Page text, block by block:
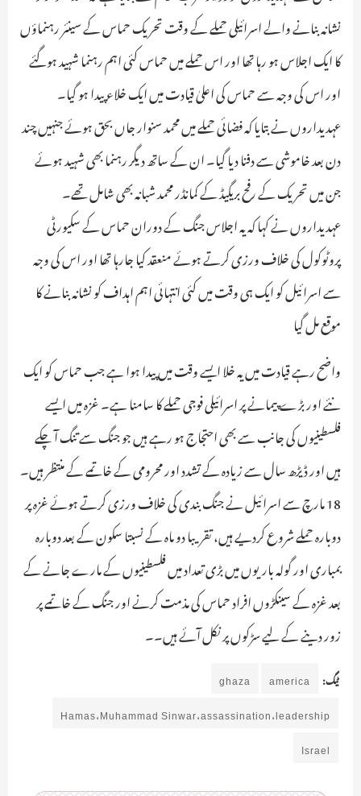
نشانہ بنانے والے اسرائیلی حملے کے وقت تحریک حماس کے سینئر رہنماؤں
کا ایک اجلاس ہو رہا تھا اور اس حملے میں حماس کئی اہم رہنما شہید ہوگئے
اور اس کی وجہ سے حماس کی اعلیٰ قیادت میں ایک خلاء پیدا ہو گیا۔
عہدیداروں نے بتایا کہ فضائی حملے میں محمد سنوار جاں بحق ہوئے جنہیں چند
دن بعد خاموشی سے دفنا دیا گیا۔ ان کے ساتھ دیگر رہنما بھی شہید ہوئے
جن میں تحریک کے رفح بریگیڈ کے کمانڈر محمد شبانہ بھی شامل تھے۔
عہدیداروں نے کہا کہ یہ اجلاس جنگ کے دوران حماس کے سکیورٹی
پروٹوکول کی خلاف ورزی کرتے ہوئے منعقد کیا جارہا تھا اور اس کی وجہ
سے اسرائیل کو ایک ہی وقت میں کئی انتہائی اہم اہداف کو نشانہ بنانے کا
موقع مل گیا
واضح رہے قیادت میں یہ خلا ایسے وقت میں پیدا ہوا ہے جب حماس کو ایک
نئے اور بڑے پیمانے پر اسرائیلی فوجی حملے کا سامنا ہے۔ غزہ میں ایسے
فلسطینیوں کی جانب سے بھی احتجاج ہو رہے ہیں جو جنگ سے تنگ آ چکے
ہیں اور ڈیڑھ سال سے زیادہ کے تشدد اور محرومی کے خاتمے کے منتظر ہیں۔
18 مارچ سے اسرائیل نے جنگ بندی کی خلاف ورزی کرتے ہوئے غزہ پر
دوبارہ حملے شروع کردیے ہیں، تقریبا دو ماہ کے نسبتا سکون کے بعد دوبارہ
بمباری اور گولہ باریوں میں بڑی تعداد میں فلسطینیوں کے مارے جانے کے
بعد غزہ کے سینکڑوں افراد حماس کی مذمت کرنے اور جنگ کے خاتمے پر
زور دینے کے لیے سڑکوں پر نکل آئے ہیں۔۔
ٹیگ: america
ghaza
Hamas،Muhammad Sinwar،assassination،leadership
Israel